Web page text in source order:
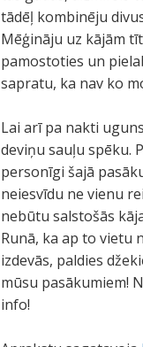
tādēļ kombinēju
Mēģināju uz kājām
pamostoties un
sapratu, ka nav ko
Lai arī pa nakti
deviņu sauļu spēku.
personīgi šajā
neiesvīdu ne vienu
nebūtu salstošās
Runā, ka ap to vietu
izdevās, paldies
mūsu pasākumiem!
info!